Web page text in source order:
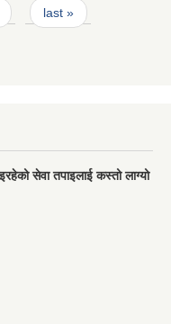
last »
सेवा तपाइलाई कस्तो लाग्यो